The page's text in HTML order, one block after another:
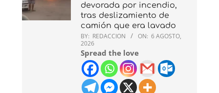
devorada por incendio,
tras deslizamiento de
camión que era lavado
BY: REDACCION ON: 6 AGOSTO,
2026
Spread the love